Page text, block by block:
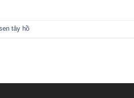
tây hồ